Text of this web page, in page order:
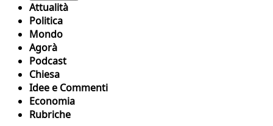
Attualità
Politica
Mondo
Agorà
Podcast
Chiesa
Idee e Commenti
Economia
Rubriche